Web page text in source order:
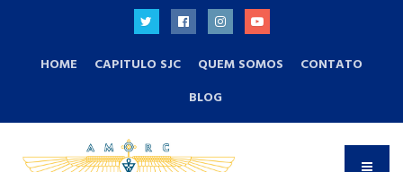
HOME CAPITULO SJC QUEM SOMOS
CONTATO
BLOG